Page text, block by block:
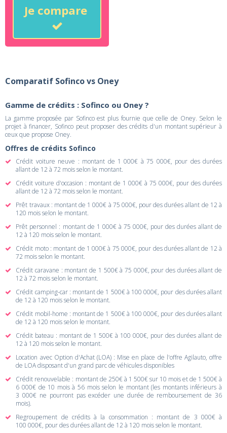
Je compare
Comparatif Sofinco vs Oney
Gamme de crédits : Sofinco ou Oney ?
La gamme proposée par Sofinco est plus fournie que celle de Oney. Selon le
projet à financer, Sofinco peut proposer des crédits d'un montant supérieur à
ceux que propose Oney.
Offres de crédits Sofinco
Crédit voiture neuve : montant de 1 000€ à 75 000€, pour des durées
allant de 12 à 72 mois selon le montant.
Crédit voiture d'occasion : montant de 1 000€ à 75 000€, pour des durées
allant de 12 à 72 mois selon le montant.
Prêt travaux : montant de 1 000€ à 75 000€, pour des durées allant de 12 à
120 mois selon le montant.
Prêt personnel : montant de 1 000€ à 75 000€, pour des durées allant de
12 à 120 mois selon le montant.
Crédit moto : montant de 1 000€ à 75 000€, pour des durées allant de 12 à
72 mois selon le montant.
Crédit caravane : montant de 1 500€ à 75 000€, pour des durées allant de
12 à 72 mois selon le montant.
Crédit camping-car : montant de 1 500€ à 100 000€, pour des durées allant
de 12 à 120 mois selon le montant.
Crédit mobil-home : montant de 1 500€ à 100 000€, pour des durées allant
de 12 à 120 mois selon le montant.
Crédit bateau : montant de 1 500€ à 100 000€, pour des durées allant de
12 à 120 mois selon le montant.
Location avec Option d'Achat (LOA) : Mise en place de l'offre Agilauto, offre
de LOA disposant d'un grand parc de véhicules disponibles
Crédit renouvelable : montant de 250€ à 1 500€ sur 10 mois et de 1 500€ à
6 000€ de 10 mois à 56 mois selon le montant (les montants inférieurs à
3 000€ ne pourront pas excéder une durée de remboursement de 36
mois).
Regroupement de crédits à la consommation : montant de 3 000€ à
100 000€, pour des durées allant de 12 à 120 mois selon le montant.